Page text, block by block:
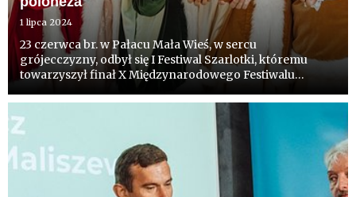
1 lipca 2024
23 czerwca br. w Pałacu Mała Wieś, w sercu
grójecczyzny, odbył się I Festiwal Szarlotki, któremu
towarzyszył finał X Międzynarodowego Festiwalu
narodowych i pasja liderów.